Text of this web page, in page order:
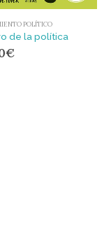
POLÍTICO
de la política
€